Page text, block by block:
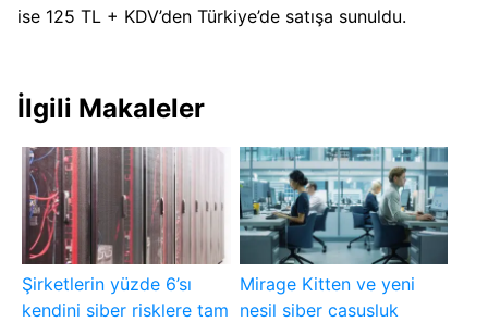
ise 125 TL + KDV’den Türkiye’de satışa sunuldu.
İlgili Makaleler
Şirketlerin yüzde 6’sı
kendini siber risklere tam
Mirage Kitten ve yeni
nesil siber casusluk